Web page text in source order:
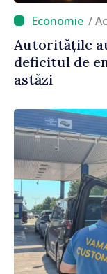
/
Autoritățile
deficitul de
astăzi